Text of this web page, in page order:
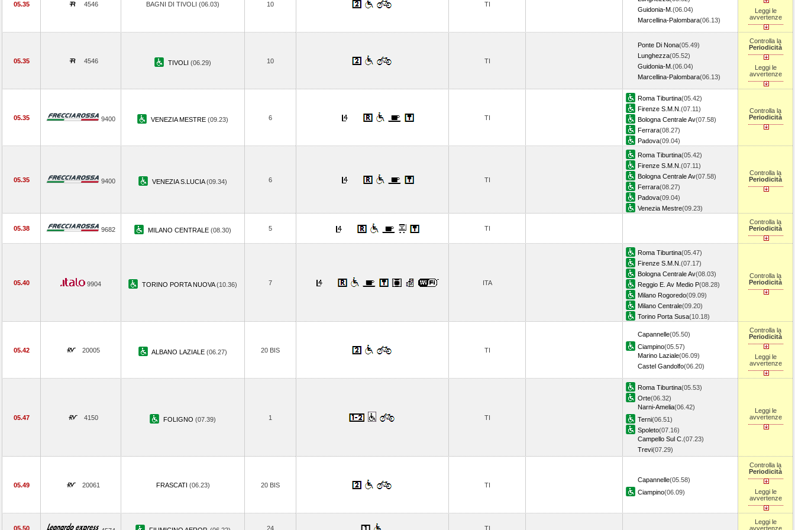
05.35 4546 BAGNI DI TIVOLI (06.03) 10 TI
Guidonia-M. (06.04)
Marcellina-Palombara(06.13)
Leggi le
avvertenze
05.35 4546 TIVOLI (06.29) 10 TI
Ponte Di Nona(05.49)
Lunghezza(05.52)
Guidonia-M. (06.04)
Marcellina-Palombara(06.13)
Controlla la
Periodicità
Leggi le
avvertenze
05.35 9400 VENEZIA MESTRE (09.23) 6 TI
Roma Tiburtina(05.42)
Firenze S.M.N. (07.11)
Bologna Centrale Av(07.58)
Ferrara(08.27)
Padova(09.04)
Controlla la
Periodicità
05.35 9400 VENEZIA S.LUCIA(09.34) 6 TI
Roma Tiburtina(05.42)
Firenze S.M.N. (07.11)
Bologna Centrale Av(07.58)
Ferrara(08.27)
Padova(09.04)
Venezia Mestre(09.23)
Controlla la
Periodicità
05.38 9682 MILANO CENTRALE (08.30) 5 TI
Controlla la
Periodicità
05.40 9904 TORINO PORTA NUOVA(10.36) 7 ITA
Roma Tiburtina(05.47)
Firenze S.M.N. (07.17)
Bologna Centrale Av(08.03)
Reggio E. Av Medio P(08.28)
Milano Rogoredo(09.09)
Milano Centrale(09.20)
Torino Porta Susa(10.18)
Controlla la
Periodicità
05.42 20005 ALBANO LAZIALE (06.27) 20 BIS TI
Capannelle(05.50)
Ciampino(05.57)
Marino Laziale(06.09)
Castel Gandolfo(06.20)
Controlla la
Periodicità
Leggi le
avvertenze
05.47 4150 FOLIGNO (07.39) 1 TI
Roma Tiburtina(05.53)
Orte(06.32)
Narni-Amelia(06.42)
Terni(06.51)
Spoleto(07.16)
Campello Sul C. (07.23)
Trevi(07.29)
Leggi le
avvertenze
05.49 20061 FRASCATI (06.23) 20 BIS TI
Capannelle(05.58)
Ciampino(06.09)
Controlla la
Periodicità
Leggi le
avvertenze
05.50 24 TI
Leggi le
avvertenze